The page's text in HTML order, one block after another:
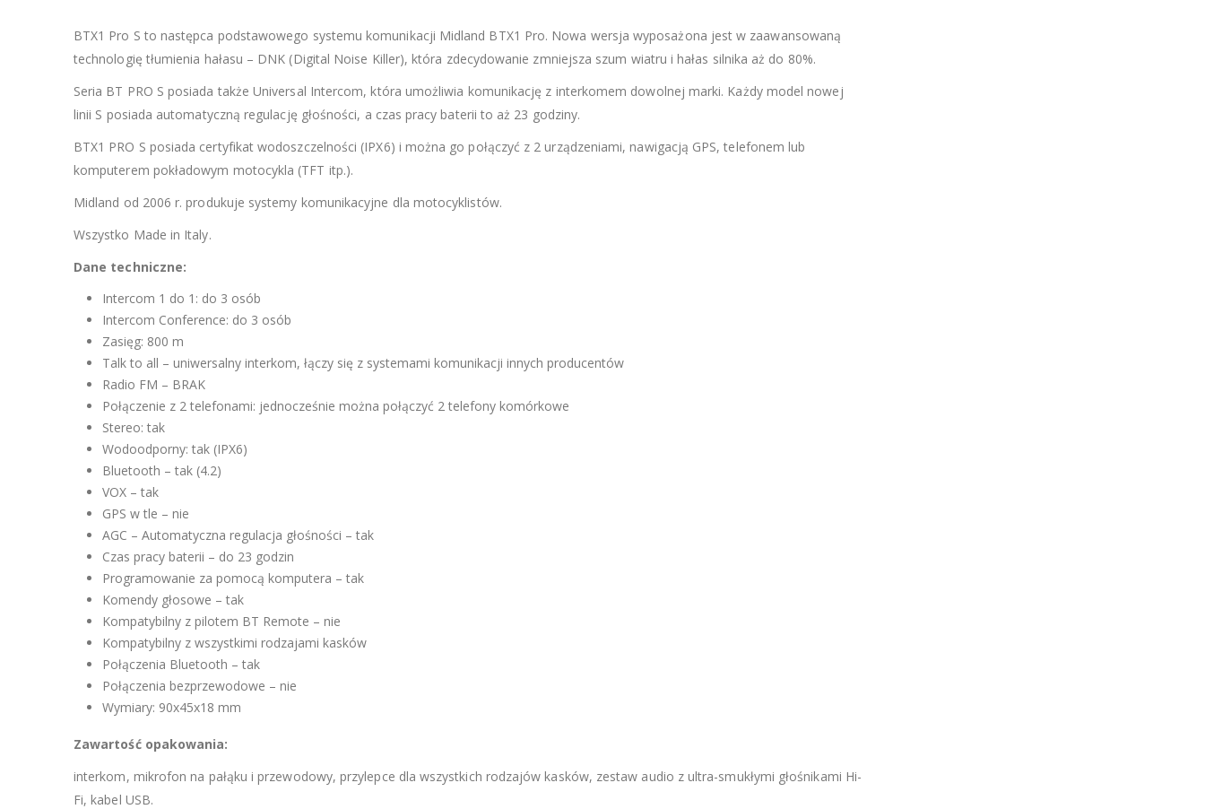
BTX1 Pro S to następca podstawowego systemu komunikacji Midland BTX1 Pro. Nowa wersja wyposażona jest w zaawansowaną
technologię tłumienia hałasu – DNK (Digital Noise Killer), która zdecydowanie zmniejsza szum wiatru i hałas silnika aż do 80%.
Seria BT PRO S posiada także Universal Intercom, która umożliwia komunikację z interkomem dowolnej marki. Każdy model nowej
linii S posiada automatyczną regulację głośności, a czas pracy baterii to aż 23 godziny.
BTX1 PRO S posiada certyfikat wodoszczelności (IPX6) i można go połączyć z 2 urządzeniami, nawigacją GPS, telefonem lub
komputerem pokładowym motocykla (TFT itp.).
Midland od 2006 r. produkuje systemy komunikacyjne dla motocyklistów.
Wszystko Made in Italy.
Dane techniczne:
Intercom 1 do 1: do 3 osób
Intercom Conference: do 3 osób
Zasięg: 800 m
Talk to all – uniwersalny interkom, łączy się z systemami komunikacji innych producentów
Radio FM – BRAK
Połączenie z 2 telefonami: jednocześnie można połączyć 2 telefony komórkowe
Stereo: tak
Wodoodporny: tak (IPX6)
Bluetooth – tak (4.2)
VOX – tak
GPS w tle – nie
AGC – Automatyczna regulacja głośności – tak
Czas pracy baterii – do 23 godzin
Programowanie za pomocą komputera – tak
Komendy głosowe – tak
Kompatybilny z pilotem BT Remote – nie
Kompatybilny z wszystkimi rodzajami kasków
Połączenia Bluetooth – tak
Połączenia bezprzewodowe – nie
Wymiary: 90x45x18 mm
Zawartość opakowania:
interkom, mikrofon na pałąku i przewodowy, przylepce dla wszystkich rodzajów kasków, zestaw audio z ultra-smukłymi głośnikami Hi-
Fi, kabel USB.